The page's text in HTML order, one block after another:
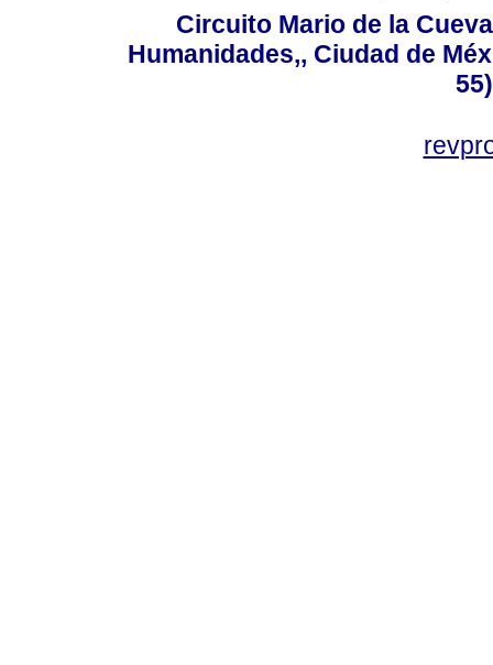
Circuito Mario de la
Humanidades,, Ciudad de